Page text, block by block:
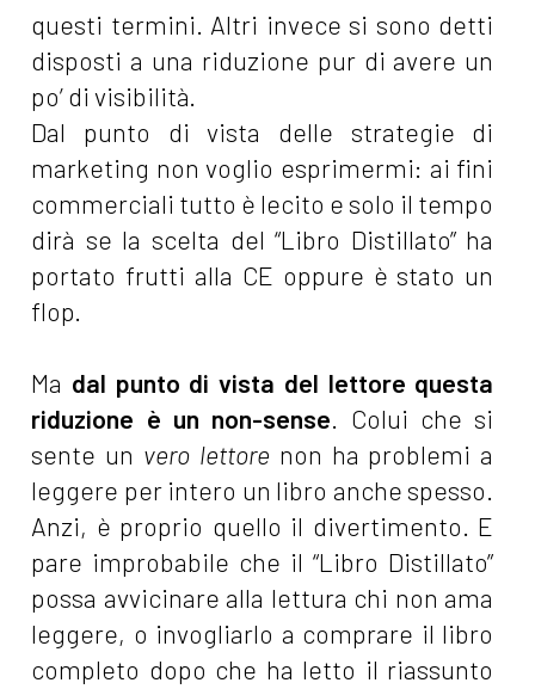
questi termini. Altri invece si sono detti
disposti a una riduzione pur di avere un
po’ di visibilità.
Dal punto di vista delle strategie di
marketing non voglio esprimermi: ai fini
commerciali tutto è lecito e solo il tempo
dirà se la scelta del “Libro Distillato” ha
portato frutti alla CE oppure è stato un
flop.
Ma dal punto di vista del lettore questa
riduzione è un non-sense. Colui che si
sente un vero lettore non ha problemi a
leggere per intero un libro anche spesso.
Anzi, è proprio quello il divertimento. E
pare improbabile che il “Libro Distillato”
possa avvicinare alla lettura chi non ama
leggere, o invogliarlo a comprare il libro
completo dopo che ha letto il riassunto